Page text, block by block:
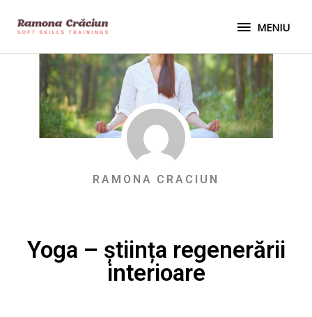
MENIU
RAMONA CRACIUN
Yoga – știința regenerării
interioare